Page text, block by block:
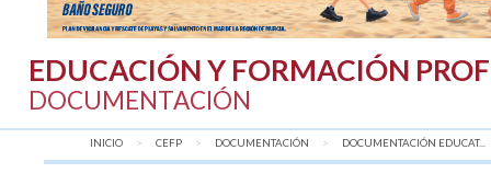
EDUCACIÓN Y FORMACIÓN
DOCUMENTACIÓN
INICIO CEFP DOCUMENTACIÓN DOCUMENTACIÓN EDUCAT...